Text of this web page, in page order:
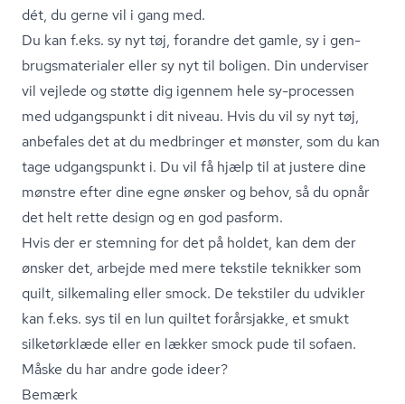
dét, du gerne vil i gang med.
Du kan f.eks. sy nyt tøj, forandre det gamle, sy i gen­
brugs­ma­te­ri­a­ler eller sy nyt til boligen. Din underviser
vil vejlede og støtte dig igennem hele sy-processen
med udgangspunkt i dit niveau. Hvis du vil sy nyt tøj,
anbefales det at du medbringer et mønster, som du kan
tage udgangspunkt i. Du vil få hjælp til at justere dine
mønstre efter dine egne ønsker og behov, så du opnår
det helt rette design og en god pasform.
Hvis der er stemning for det på holdet, kan dem der
ønsker det, arbejde med mere tekstile teknikker som
quilt, silkemaling eller smock. De tekstiler du udvikler
kan f.eks. sys til en lun quiltet forårsjakke, et smukt
silketørklæde eller en lækker smock pude til sofaen.
Måske du har andre gode ideer?
Bemærk